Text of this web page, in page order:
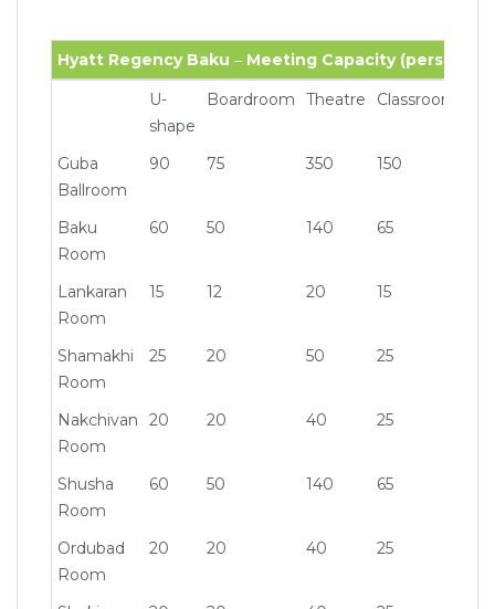
Hyatt Regency Baku ‒ Meeting Capacity (persons)
Hyatt Regency Baku ‒ Meeting Capacity (persons)
U-
shape
Boardroom Theatre Classroom
Guba
Ballroom
90 75 350 150
Baku
Room
60 50 140 65
Lankaran
Room
15 12 20 15
Shamakhi
Room
25 20 50 25
Nakchivan
Room
20 20 40 25
Shusha
Room
60 50 140 65
Ordubad
Room
20 20 40 25